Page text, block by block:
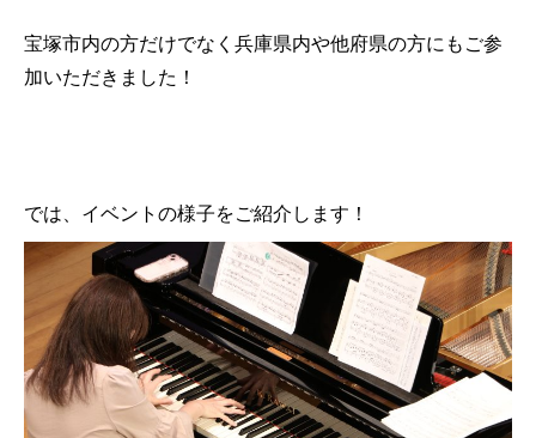
宝塚市内の方だけでなく兵庫県内や他府県の方にもご参
加いただきました！
では、イベントの様子をご紹介します！